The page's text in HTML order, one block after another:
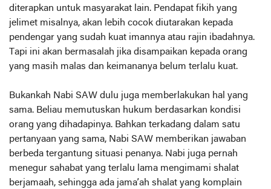
diterapkan untuk masyarakat lain. Pendapat fikih yang
jelimet misalnya, akan lebih cocok diutarakan kepada
pendengar yang sudah kuat imannya atau rajin ibadahnya.
Tapi ini akan bermasalah jika disampaikan kepada orang
yang masih malas dan keimananya belum terlalu kuat.
Bukankah Nabi SAW dulu juga memberlakukan hal yang
sama. Beliau memutuskan hukum berdasarkan kondisi
orang yang dihadapinya. Bahkan terkadang dalam satu
pertanyaan yang sama, Nabi SAW memberikan jawaban
berbeda tergantung situasi penanya. Nabi juga pernah
menegur sahabat yang terlalu lama mengimami shalat
berjamaah, sehingga ada jama’ah shalat yang komplain